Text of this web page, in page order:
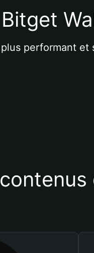
performant et